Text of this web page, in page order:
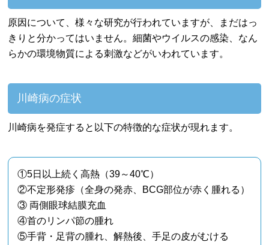
原因について、様々な研究が行われていますが、まだはっ
きりと分かってはいません。細菌やウイルスの感染、なん
らかの環境物質による刺激などがいわれています。
川崎病の症状
川崎病を発症すると以下の特徴的な症状が現れます。
①5日以上続く高熱（39～40℃）
②不定形発疹（全身の発赤、BCG部位が赤く腫れる）
③ 両側眼球結膜充血
④首のリンパ節の腫れ
⑤手背・足背の腫れ、解熱後、手足の皮がむける